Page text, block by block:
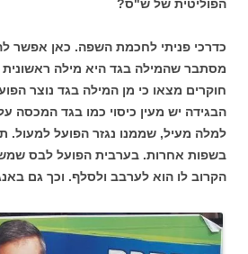
הפוליטית של ש"ס?
כדרכי פניתי לחכמת השפה. כאן אפשר
מסתבר שהמילה בגד היא מילה ראשונית
חוקרים מצאו כי מן המילה בגד נוצר
הבגידה יש מעין כיסוי כמו בגד המכסה
למלה מעיל, שממנו נגזר הפועל למעול.
בשפות אחרות. בערבית הפועל לבס
הקרוב לו הוא לערבב ולסלף. וכך גם